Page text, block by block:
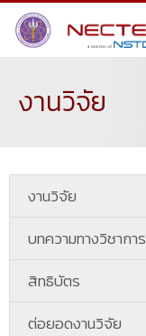
งานวิจัย
งานวิจัย
บทความทางวิชาการ
สิทธิบัตร
ต่อยอดงานวิจัย